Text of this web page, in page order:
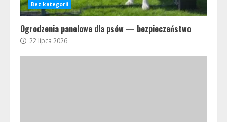
Bez kategorii
Ogrodzenia panelowe dla psów — bezpieczeństwo
22 lipca 2026